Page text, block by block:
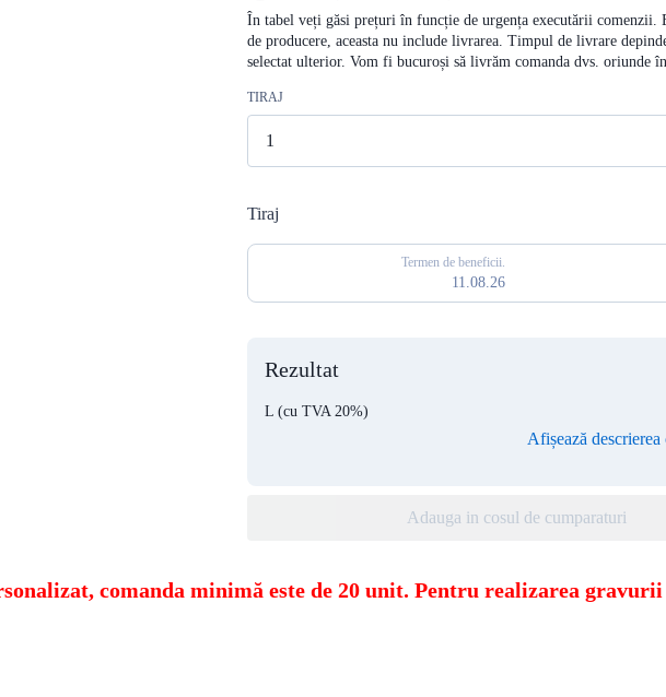
În tabel veți găsi prețuri în funcție de urgența executării comenzii.
de producere, aceasta nu include livrarea. Timpul de livrare
selectat ulterior. Vom fi bucuroși să livrăm comanda dvs. oriunde
TIRAJ
Tiraj
Termen de beneficii.
11.08.26
Rezultat
L (cu TVA 20%)
Afișează descrierea
Adauga in cosul de cumparaturi
comanda minimă este de 20 unit. Pentru realizarea gravurii